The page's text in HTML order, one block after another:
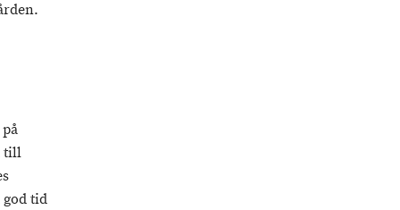
till
god tid